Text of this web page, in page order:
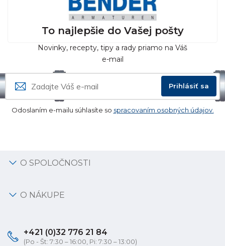
To najlepšie do Vašej pošty
Novinky, recepty, tipy a rady priamo na Váš
e-mail
Prihlásiť sa
Odoslaním e-mailu súhlasíte so spracovaním osobných údajov.
O SPOLOČNOSTI
O NÁKUPE
+421 (0)32 776 21 84
(Po - Št: 7:30 – 16:00, Pi: 7:30 – 13:00)